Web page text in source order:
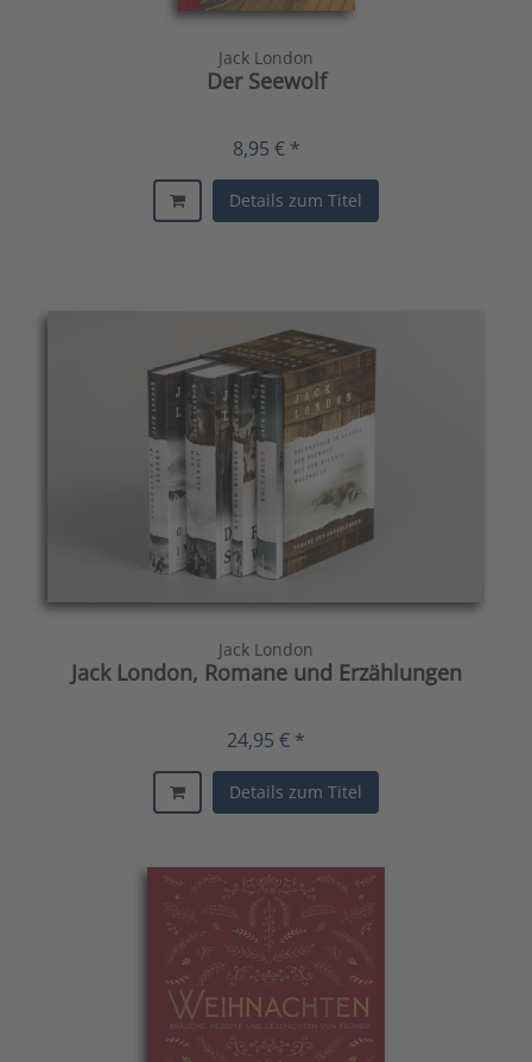
Jack London
Der Seewolf
8,95 € *
Details zum Titel
Jack London
Jack London, Romane und Erzählungen
24,95 € *
Details zum Titel